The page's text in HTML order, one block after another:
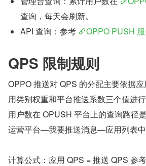
查询，每天会刷新。
API 查询：参考
OPPO PUSH
QPS 限制规则
OPPO 推送对 QPS 的分配主要依据
用类别权重和平台推送系数三个值进
用户数在 OPUSH 平台上的查询路径
运营平台—我要推送消息—应用列表中
计算公式：应用 QPS = 推送 QPS 参